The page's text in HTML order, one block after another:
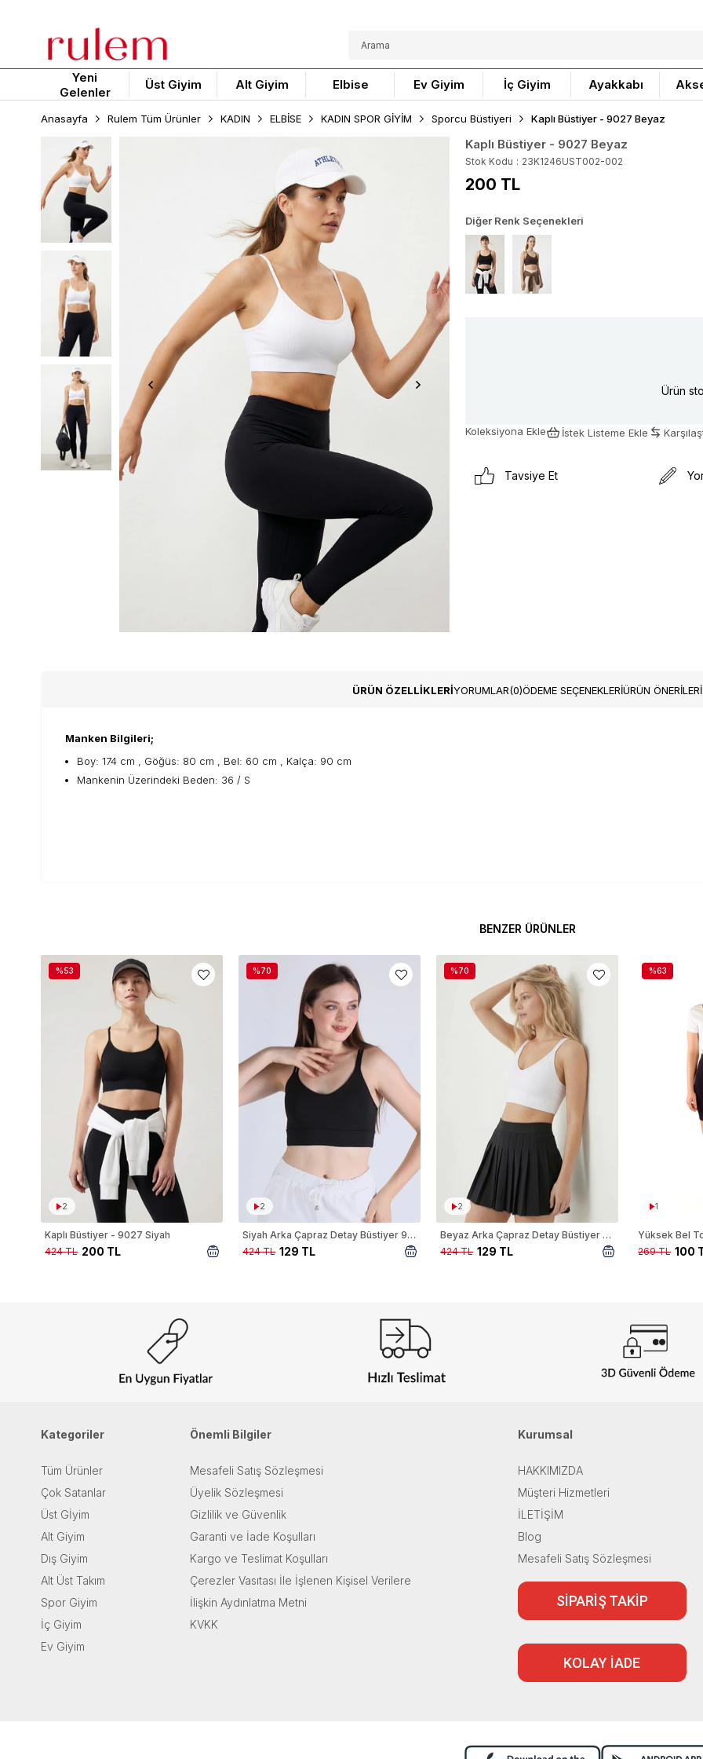
Yeni
Gelenler
Üst Giyim Alt Giyim Elbise Ev Giyim İç Giyim Ayakkabı
Anasayfa Rulem Tüm Ürünler KADIN ELBİSE KADIN SPOR GİYİM Sporcu Büstiyeri Kaplı Büstiyer - 9027 Beyaz
Kaplı Büstiyer - 9027 Beyaz
Stok Kodu 23K1246UST002-002
200 TL
Diğer Renk Seçenekleri
Ürün
Koleksiyona Ekle İstek Listeme Ekle
Tavsiye Et
ÜRÜN ÖZELLIKLERIYORUMLAR(0)ÖDEME SEÇENEKLERIÜRÜN ÖNERILERI
Manken Bilgileri;
Boy: 174 cm , Göğüs: 80 cm , Bel: 60 cm , Kalça: 90 cm
Mankenin Üzerindeki Beden: 36 / S
BENZER ÜRÜNLER
2
Kaplı Büstiyer - 9027 Siyah
200 TL
424 TL
%53
2
Siyah Arka Çapraz Detay Büstiyer 9024-1
129 TL
424 TL
%70
2
Beyaz Arka Çapraz Detay Büstiyer 9024-1
129 TL
424 TL
%70
1
100
269 TL
%63
Kategoriler
Tüm Ürünler
Çok Satanlar
Üst Gİyim
Alt Giyim
Dış Giyim
Alt Üst Takım
Spor Giyim
İç Giyim
Ev Giyim
Önemli Bilgiler
Mesafeli Satış Sözleşmesi
Üyelik Sözleşmesi
Gizlilik ve Güvenlik
Garanti ve İade Koşulları
Kargo ve Teslimat Koşulları
Çerezler Vasıtası İle İşlenen Kişisel Verilere
İlişkin Aydınlatma Metni
KVKK
Kurumsal
HAKKIMIZDA
Müşteri Hizmetleri
İLETİŞİM
Blog
Mesafeli Satış Sözleşmesi
SİPARİŞ TAKİP
KOLAY İADE